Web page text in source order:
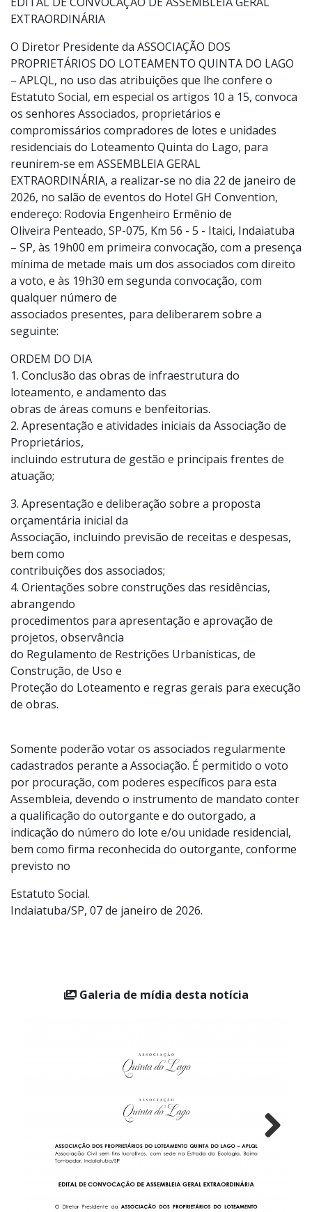
EDITAL DE CONVOCAÇÃO DE ASSEMBLEIA GERAL
EXTRAORDINÁRIA
O Diretor Presidente da ASSOCIAÇÃO DOS
PROPRIETÁRIOS DO LOTEAMENTO QUINTA DO LAGO
– APLQL, no uso das atribuições que lhe confere o
Estatuto Social, em especial os artigos 10 a 15, convoca
os senhores Associados, proprietários e
compromissários compradores de lotes e unidades
residenciais do Loteamento Quinta do Lago, para
reunirem-se em ASSEMBLEIA GERAL
EXTRAORDINÁRIA, a realizar-se no dia 22 de janeiro de
2026, no salão de eventos do Hotel GH Convention,
endereço: Rodovia Engenheiro Ermênio de
Oliveira Penteado, SP-075, Km 56 - 5 - Itaici, Indaiatuba
– SP, às 19h00 em primeira convocação, com a presença
mínima de metade mais um dos associados com direito
a voto, e às 19h30 em segunda convocação, com
qualquer número de
associados presentes, para deliberarem sobre a
seguinte:
ORDEM DO DIA
1. Conclusão das obras de infraestrutura do
loteamento, e andamento das
obras de áreas comuns e benfeitorias.
2. Apresentação e atividades iniciais da Associação de
Proprietários,
incluindo estrutura de gestão e principais frentes de
atuação;
3. Apresentação e deliberação sobre a proposta
orçamentária inicial da
Associação, incluindo previsão de receitas e despesas,
bem como
contribuições dos associados;
4. Orientações sobre construções das residências,
abrangendo
procedimentos para apresentação e aprovação de
projetos, observância
do Regulamento de Restrições Urbanísticas, de
Construção, de Uso e
Proteção do Loteamento e regras gerais para execução
de obras.
Somente poderão votar os associados regularmente
cadastrados perante a Associação. É permitido o voto
por procuração, com poderes específicos para esta
Assembleia, devendo o instrumento de mandato conter
a qualificação do outorgante e do outorgado, a
indicação do número do lote e/ou unidade residencial,
bem como firma reconhecida do outorgante, conforme
previsto no
Estatuto Social.
Indaiatuba/SP, 07 de janeiro de 2026.
Galeria de mídia desta notícia